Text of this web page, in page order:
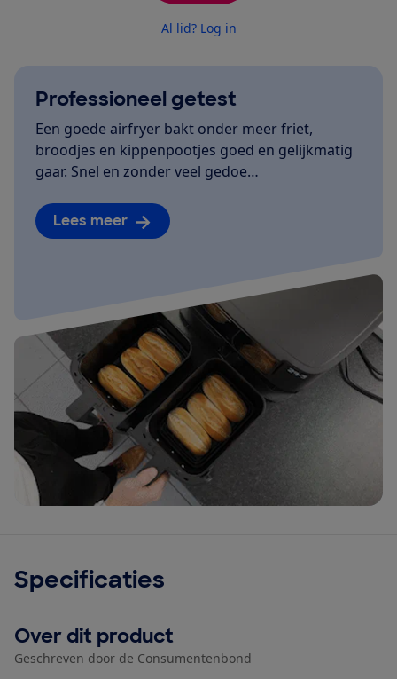
Al lid? Log in
Professioneel getest
Een goede airfryer bakt onder meer friet,
broodjes en kippenpootjes goed en gelijkmatig
gaar. Snel en zonder veel gedoe…
Lees meer
Specificaties
Over dit product
Geschreven door de Consumentenbond